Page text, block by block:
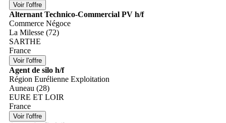
Alternant Technico-Commercial PV h/f
Commerce Négoce
La Milesse (72)
SARTHE
France
Agent de silo h/f
Région Eurélienne Exploitation
Auneau (28)
EURE ET LOIR
France